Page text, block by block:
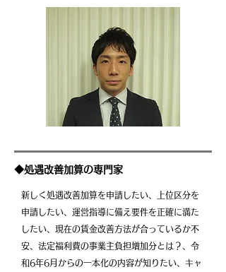
​◆処遇改善加算の専門家
新しく処遇改善加算を申請したい、上位区分を
申請したい、​運営指導に備え要件を正確に満た
したい、現在の賃金改善方法が合っているか不
安、法定福利費の事業主負担増加分とは？、令
和6年6月からの一本化の内容が知りたい、キャ